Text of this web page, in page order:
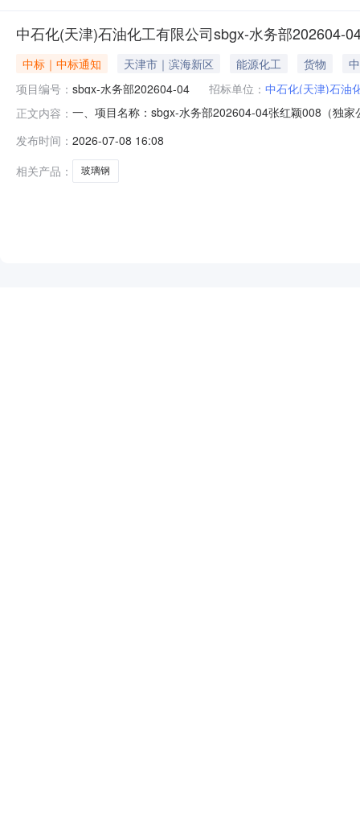
中石化(天津)石油化工有限公司sbgx-水务部202604-
中标｜中标通知 天津市｜滨海新区 能源化工 货物
项目编号： sbgx-水务部202604-04 招标单位： 中石化(天津)石油
正文内容： 一、项目名称：sbgx-水务部202604-04张红颖008（独
预成交供应商1/12026-08-10四、公示时间：2026-07-
发布时间： 2026-07-08 16:08
相关产品：
玻璃钢